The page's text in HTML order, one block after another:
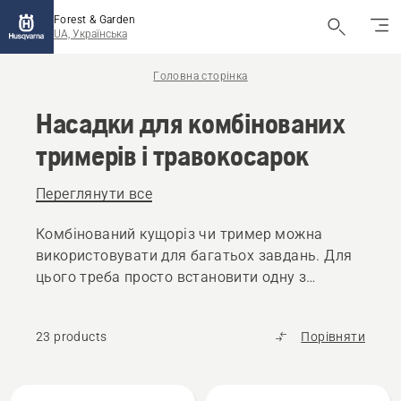
Forest & Garden
UA, Українська
Головна сторінка
Насадки для комбінованих
тримерів і травокосарок
Переглянути все
Комбінований кущоріз чи тример можна
використовувати для багатьох завдань. Для
цього треба просто встановити одну з
тощо.
23 products Порівняти